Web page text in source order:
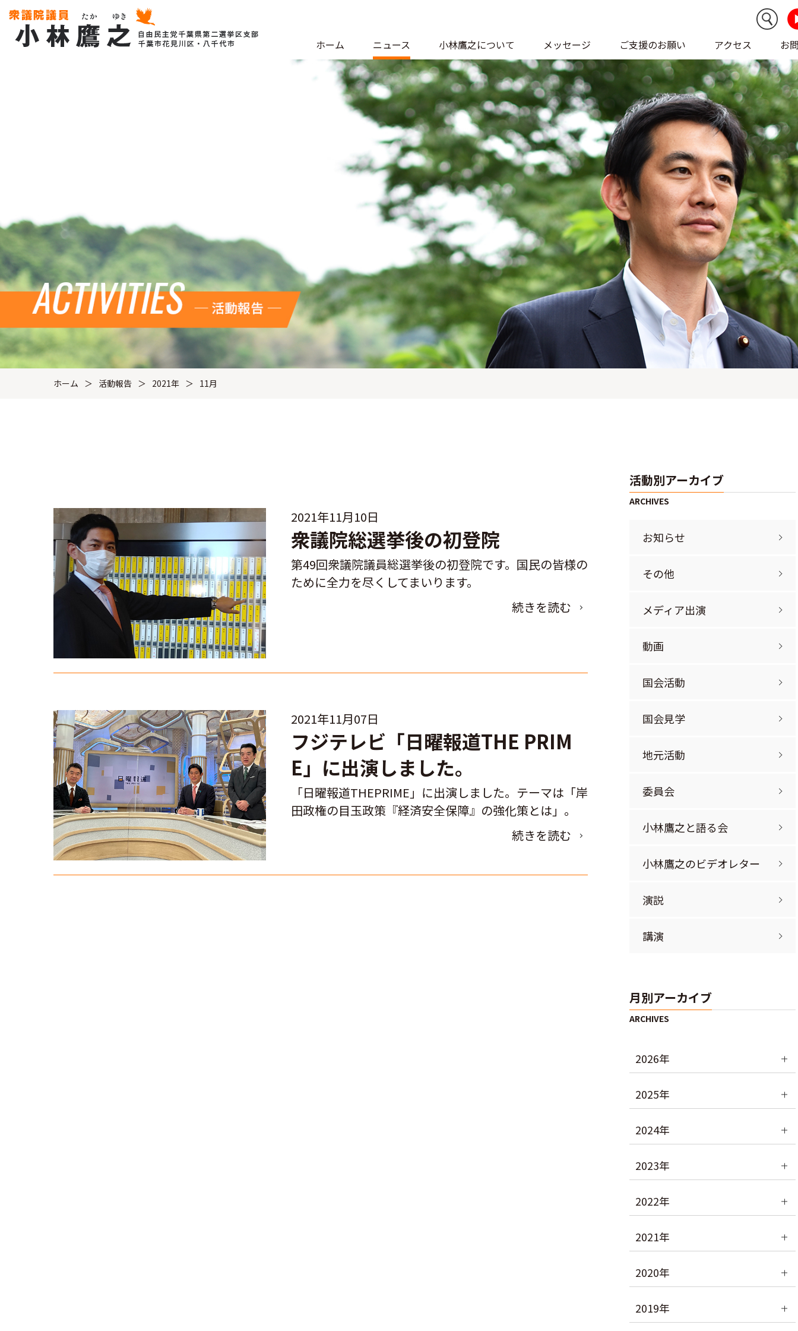
ホーム ニュース 小林鷹之について メッセージ ご支援のお願い アクセス お
ホーム 活動報告 2021年 11月
2021年11月10日
衆議院総選挙後の初登院
第49回衆議院議員総選挙後の初登院です。国民の皆様の
ために全力を尽くしてまいります。
続きを読む
2021年11月07日
フジテレビ「日曜報道THE PRIM
E」に出演しました。
「日曜報道THEPRIME」に出演しました。テーマは「岸
田政権の目玉政策『経済安全保障』の強化策とは」。
続きを読む
活動別アーカイブ
お知らせ
その他
メディア出演
動画
国会活動
国会見学
地元活動
委員会
小林鷹之と語る会
小林鷹之のビデオレター
演説
講演
月別アーカイブ
2026年
2025年
2024年
2023年
2022年
2021年
2020年
2019年